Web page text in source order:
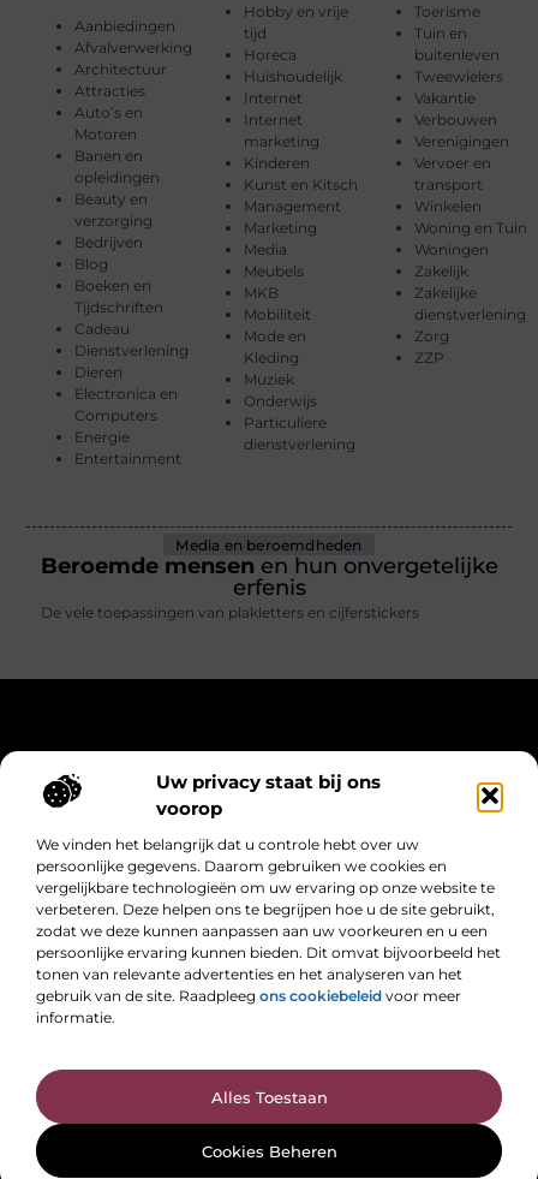
Uw privacy staat bij ons
voorop
We vinden het belangrijk dat u controle hebt over uw
persoonlijke gegevens. Daarom gebruiken we cookies en
vergelijkbare technologieën om uw ervaring op onze website te
verbeteren. Deze helpen ons te begrijpen hoe u de site gebruikt,
zodat we deze kunnen aanpassen aan uw voorkeuren en u een
persoonlijke ervaring kunnen bieden. Dit omvat bijvoorbeeld het
tonen van relevante advertenties en het analyseren van het
gebruik van de site. Raadpleeg ons cookiebeleid voor meer
informatie.
Alles Toestaan
Cookies Beheren
Aanbiedingen
Afvalverwerking
Architectuur
Attracties
Auto’s en
Motoren
Banen en
opleidingen
Beauty en
verzorging
Bedrijven
Blog
Boeken en
Tijdschriften
Cadeau
Dienstverlening
Dieren
Electronica en
Computers
Energie
Entertainment
Hobby en vrije
tijd
Horeca
Huishoudelijk
Internet
Internet
marketing
Kinderen
Kunst en Kitsch
Management
Marketing
Media
Meubels
MKB
Mobiliteit
Mode en
Kleding
Muziek
Onderwijs
Particuliere
dienstverlening
Toerisme
Tuin en
buitenleven
Tweewielers
Vakantie
Verbouwen
Verenigingen
Vervoer en
transport
Winkelen
Woning en Tuin
Woningen
Zakelijk
Zakelijke
dienstverlening
Zorg
ZZP
Media en beroemdheden
Beroemde mensen en hun onvergetelijke
erfenis
De vele toepassingen van plakletters en cijferstickers
@2025 All Right Reserved. Design by